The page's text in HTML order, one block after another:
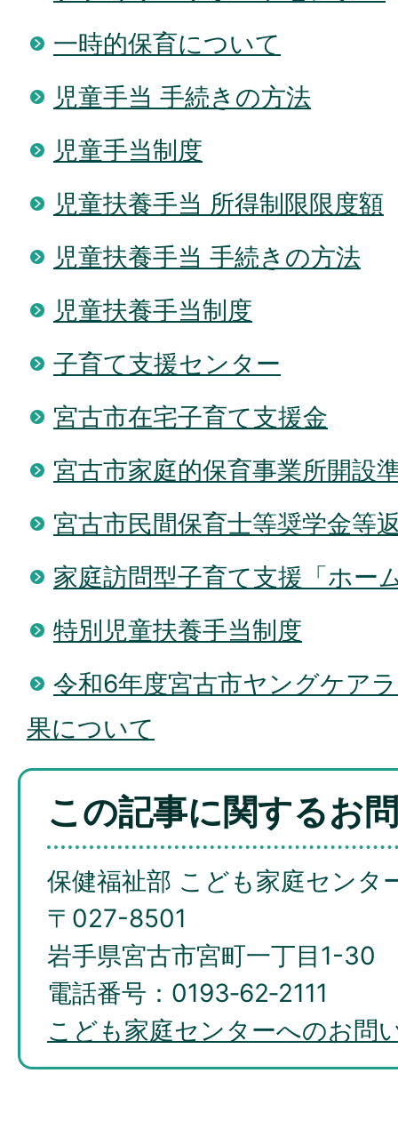
一時的保育について
児童手当 手続きの方法
児童手当制度
児童扶養手当 所得制限限度額
児童扶養手当 手続きの方法
児童扶養手当制度
子育て支援センター
宮古市在宅子育て支援金
宮古市家庭的保育事業所開設
宮古市民間保育士等奨学金等
家庭訪問型子育て支援「ホー
特別児童扶養手当制度
令和6年度宮古市ヤングケア
果について
この記事に関するお
保健福祉部 こども家庭センタ
〒027-8501
岩手県宮古市宮町一丁目1-30
電話番号：0193‐62‐2111
こども家庭センターへのお問